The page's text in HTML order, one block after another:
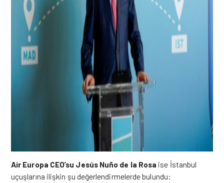
Air Europa CEO’su Jesús Nuño de la Rosa ise İstanbul
uçuşlarına ilişkin şu değerlendirmelerde bulundu: